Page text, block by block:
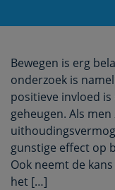
Bewegen is erg
onderzoek is
positieve invloed
geheugen. Als
gunstige effect op
Ook neemt de
het […]